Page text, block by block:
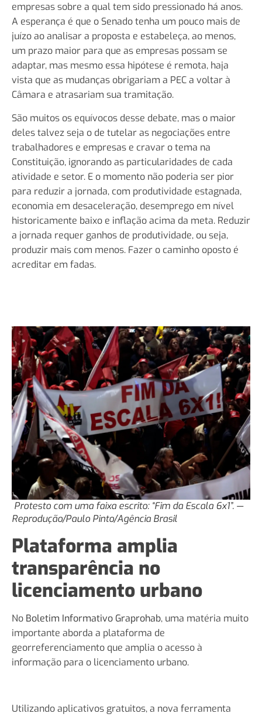
empresas sobre a qual tem sido pressionado há anos.
A esperança é que o Senado tenha um pouco mais de
juízo ao analisar a proposta e estabeleça, ao menos,
um prazo maior para que as empresas possam se
adaptar, mas mesmo essa hipótese é remota, haja
vista que as mudanças obrigariam a PEC a voltar à
Câmara e atrasariam sua tramitação.
São muitos os equívocos desse debate, mas o maior
deles talvez seja o de tutelar as negociações entre
trabalhadores e empresas e cravar o tema na
Constituição, ignorando as particularidades de cada
atividade e setor. E o momento não poderia ser pior
para reduzir a jornada, com produtividade estagnada,
economia em desaceleração, desemprego em nível
historicamente baixo e inflação acima da meta. Reduzir
a jornada requer ganhos de produtividade, ou seja,
produzir mais com menos. Fazer o caminho oposto é
acreditar em fadas.
Protesto com uma faixa escrito: “Fim da Escala 6x1”. —
Reprodução/Paulo Pinto/Agência Brasil
Plataforma amplia
transparência no
licenciamento urbano
No Boletim Informativo Graprohab, uma matéria muito
importante aborda a plataforma de
georreferenciamento que amplia o acesso à
informação para o licenciamento urbano.
Utilizando aplicativos gratuitos, a nova ferramenta